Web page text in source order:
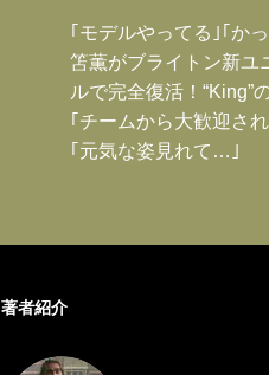
｢モデルやってる｣｢か
笘薫がブライトン新ユ
ルで完全復活！“King”
｢チームから大歓迎さ
｢元気な姿見れて…｣
著者紹介